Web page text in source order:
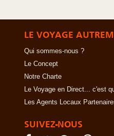
LE VOYAGE
Qui sommes-nous ?
Le Concept
Notre Charte
Le Voyage en Direct... c'est
Les Agents Locaux
SUIVEZ-NOUS